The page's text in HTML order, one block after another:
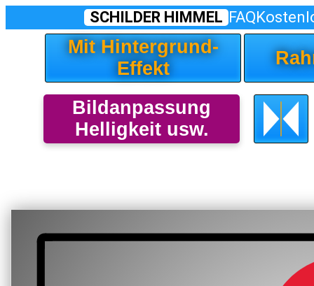
SCHILDER HIMMEL FAQ
Mit Hintergrund-
Effekt
Bildanpassung
Helligkeit usw.